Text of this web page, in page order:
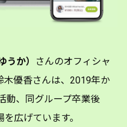
うか）
さんのオフィシャ
木優香さんは、2019年か
動、同グループ卒業後
広げています。